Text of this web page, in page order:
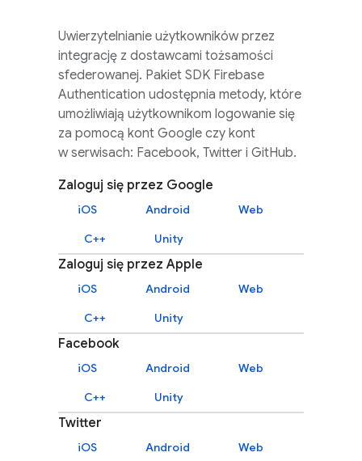
Uwierzytelnianie użytkowników przez
integrację z dostawcami tożsamości
sfederowanej. Pakiet SDK Firebase
Authentication udostępnia metody, które
umożliwiają użytkownikom logowanie się
za pomocą kont Google czy kont
w serwisach: Facebook, Twitter i GitHub.
Zaloguj się przez Google
iOS Android
Web
C++
Unity
Zaloguj się przez Apple
iOS Android
Web
C++
Unity
Facebook
iOS Android
Web
C++
Unity
Twitter
iOS Android
Web